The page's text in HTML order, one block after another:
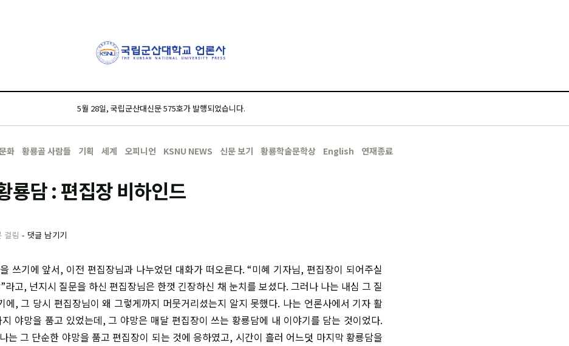
5월 28일, 국립군산대신문 575호가 발행되었습니다.
문화 황룡골 사람들 기획 세계 오피니언 KSNU NEWS 신문 보기 황룡학술문학상 English 연재종료
룡담 : 편집장 비하인드
걸림 - 댓글 남기기
쓰기에 앞서, 이전 편집장님과 나누었던 대화가 떠오른다. “미혜 기자님, 편집장이 되어주실
라고, 넌지시 질문을 하신 편집장님은 한껏 긴장하신 채 눈치를 보셨다. 그러나 나는 내심 그 질
에, 그 당시 편집장님이 왜 그렇게까지 머뭇거리셨는지 알지 못했다. 나는 언론사에서 기자 활
야망을 품고 있었는데, 그 야망은 매달 편집장이 쓰는 황룡담에 내 이야기를 담는 것이었다.
는 그 단순한 야망을 품고 편집장이 되는 것에 응하였고, 시간이 흘러 어느덧 마지막 황룡담을